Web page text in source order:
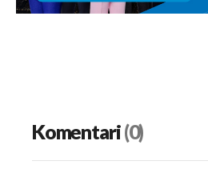
Komentari(0)